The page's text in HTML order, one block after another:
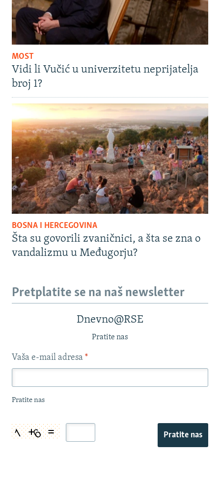
MOST
Vidi li Vučić u univerzitetu neprijatelja
broj 1?
BOSNA I HERCEGOVINA
Šta su govorili zvaničnici, a šta se zna o
vandalizmu u Međugorju?
Pretplatite se na naš newsletter
Dnevno@RSE
Pratite nas
Vaša e-mail adresa *
Pratite nas
Pratite nas